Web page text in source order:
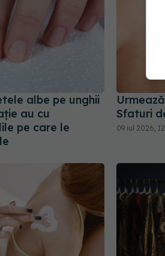
albe pe unghii
au cu
pe care le
Sfaturi
09 iul 2026,